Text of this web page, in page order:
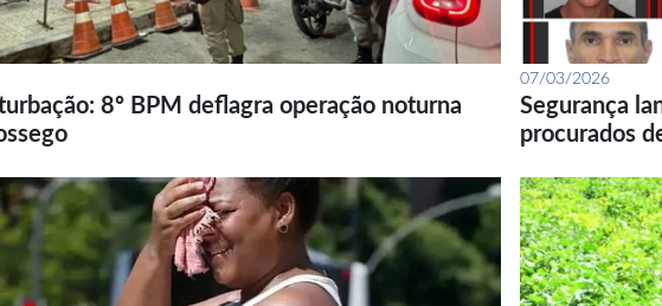
8º BPM deflagra operação noturna
07/03/2026
Segurança
procurados